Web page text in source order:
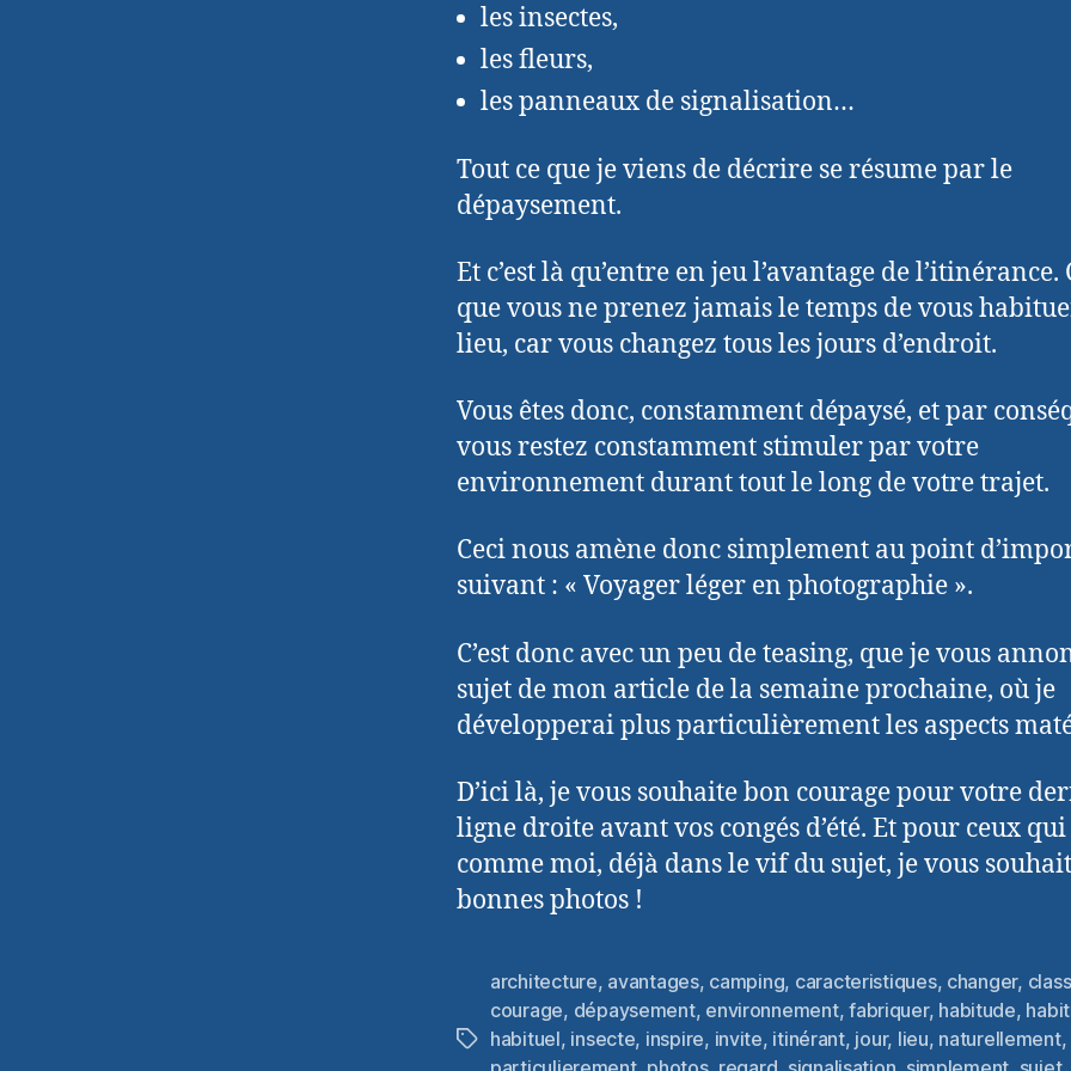
les insectes,
les fleurs,
les panneaux de signalisation…
Tout ce que je viens de décrire se résume par le
dépaysement.
Et c’est là qu’entre en jeu l’avantage de l’itinérance.
que vous ne prenez jamais le temps de vous
lieu, car vous changez tous les jours d’endroit.
Vous êtes donc, constamment dépaysé, et par
vous restez constamment stimuler par votre
environnement durant tout le long de votre trajet.
Ceci nous amène donc simplement au point
suivant : « Voyager léger en photographie ».
C’est donc avec un peu de teasing, que je vous
sujet de mon article de la semaine prochaine, où je
développerai plus particulièrement les aspects
D’ici là, je vous souhaite bon courage pour votre
ligne droite avant vos congés d’été. Et pour ceux
comme moi, déjà dans le vif du sujet, je vous
bonnes photos !
Étiquettes
architecture, avantages, camping, caracteristiques, changer,
courage, dépaysement, environnement,fabriquer, habitude,
habituel, insecte, inspire, invite, itinérant, jour, lieu, naturellement,